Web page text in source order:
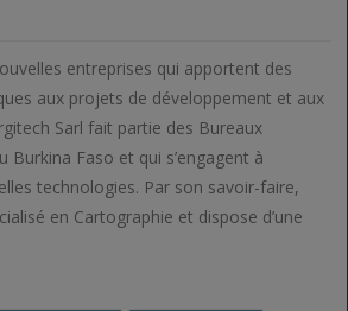
entreprises qui apportent des
aux projets de développement et aux
Sarl fait partie des Bureaux
Burkina Faso et qui s’engagent à
technologies. Par son savoir-faire,
en Cartographie et dispose d’une